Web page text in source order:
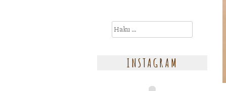
Haku:
INSTAGRAM